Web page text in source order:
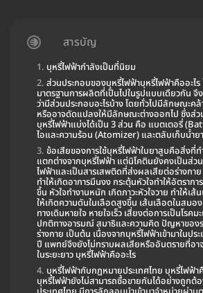
สารบัญ
บุหรี่ไฟฟ้ากำลังเป็นที่นิยม
ส่วนประกอบของบุหรี่ไฟฟ้าบุหรี่ไฟฟ้าคืออะไ
มาตรฐานการผลิตที่เป็นไปในรูปแบบเดียวกัน จึ
ว่ามีส่วนประกอบอะไรบ้าง โดยทั่วไปมีลักษณะค
หรืออาจดัดแปลงให้มีลักษณะต่างออกไป ซึ่งส่
บุหรี่ไฟฟ้าแบ่งได้เป็น 3 ส่วน คือ แบตเตอรี่
ไอและความร้อน (Atomizer) และตลับเก็บน้ำ
ข้อเสียของการใช้บุหรี่ไฟฟ้าใบยาสูบคือสิ่งที่
แตกต่างจากบุหรี่ไฟฟ้า แต่นิโคตินยังคงเป็นส่ว
ไฟฟ้าและเป็นสารเสพติดที่ส่งผลเสียต่อร่างกา
ทำให้เกิดอาการมึนงง กระตุ้นหัวใจทำให้อัตราก
ขึ้น หัวใจทำงานหนัก เกิดภาวะหัวใจวาย ทำให้เ
ให้เกิดความดันในเลือดสูงขึ้น เส้นเลือดในสม
ทางเดินหายใจ หายใจเร็ว เสี่ยงต่อการเป็นโรค
ปกติทางอารมณ์ สมาธิและความคิด ปัญหาขอ
ร่างกาย เป็นต้น เนื่องจากบุหรี่ไฟฟ้าเข้ามาในปร
ปี แพทย์จึงยังไม่ทราบผลเสียหรืออันตรายที่อา
ในระยะยาว บุหรี่ไฟฟ้าคืออะไร
บุหรี่ไฟฟ้ากับกฏหมายประเทศไทย บุหรี่ไฟฟ้า
บุหรี่ไฟฟ้ายังไม่สามารถซื้อขายกันได้อย่างถูกต้